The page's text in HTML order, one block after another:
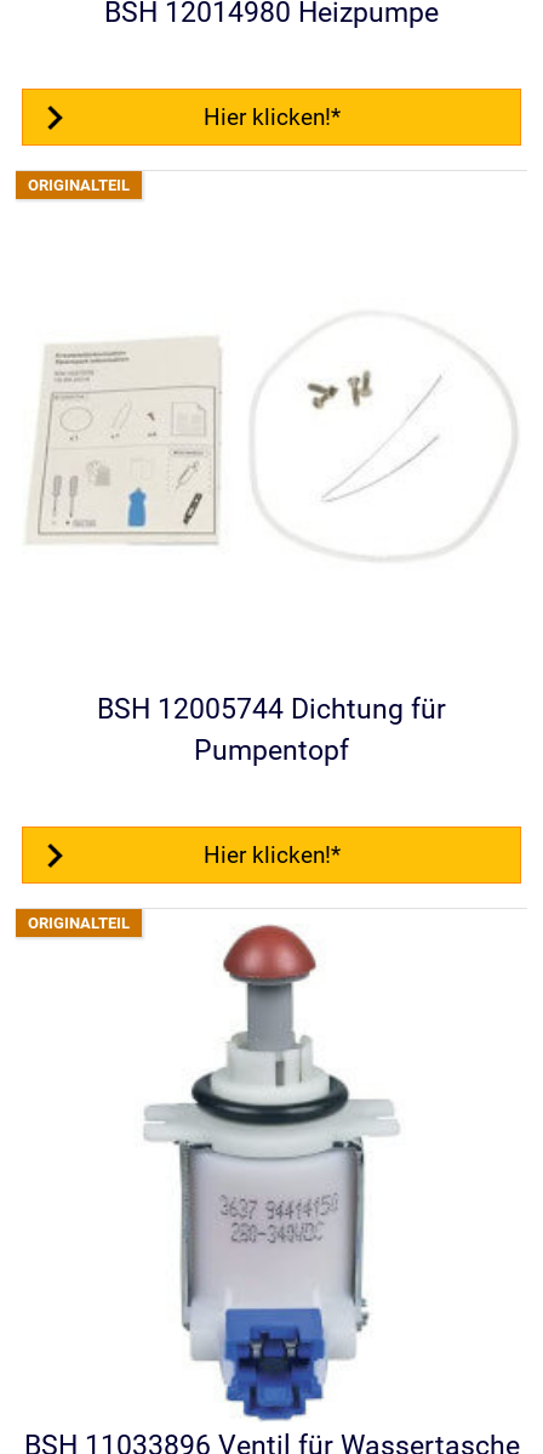
BSH 12014980 Heizpumpe
Hier klicken!*
BSH 12005744 Dichtung für
Pumpentopf
Hier klicken!*
BSH 11033896 Ventil für Wassertasche